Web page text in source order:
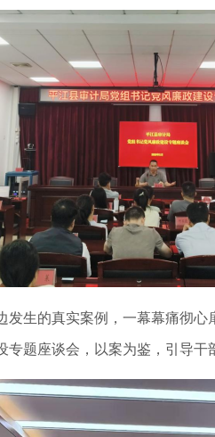
的真实案例，一幕幕痛彻心
题座谈会，以案为鉴，引导干